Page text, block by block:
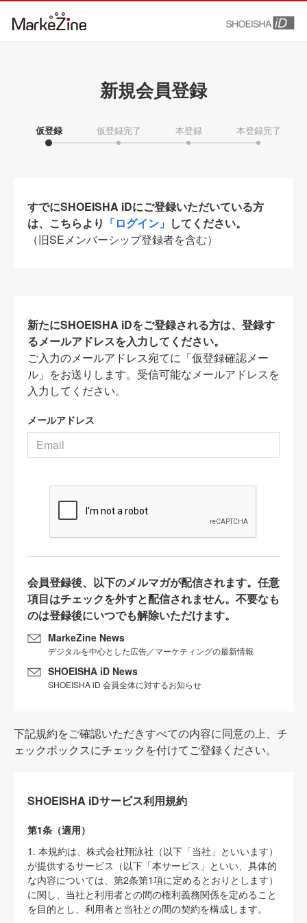
新規会員登録
仮登録 仮登録完了 本登録 本登録完了
すでにSHOEISHA iDにご登録いただいている方
は、こちらより 「ログイン」 してください。
（旧SEメンバーシップ登録者を含む）
新たにSHOEISHA iDをご登録される方は、登録す
るメールアドレスを入力してください。
ご入力のメールアドレス宛てに「仮登録確認メー
ル」をお送りします。受信可能なメールアドレスを
入力してください。
メールアドレス
会員登録後、以下のメルマガが配信されます。任意
項目はチェックを外すと配信されません。不要なも
のは登録後にいつでも解除いただけます。
MarkeZine News
デジタルを中心とした広告／マーケティングの最新情報
SHOEISHA iD News
SHOEISHA iD 会員全体に対するお知らせ
下記規約をご確認いただきすべての内容に同意の上、チ
ェックボックスにチェックを付けてご登録ください。
SHOEISHA iDサービス利用規約
第1条（適用）
1. 本規約は、株式会社翔泳社（以下「当社」といいます）
が提供するサービス（以下「本サービス」といい、具体的
な内容については、第2条第1項に定めるとおりとします）
に関し、当社と利用者との間の権利義務関係を定めること
を目的とし、利用者と当社との間の契約を構成します。